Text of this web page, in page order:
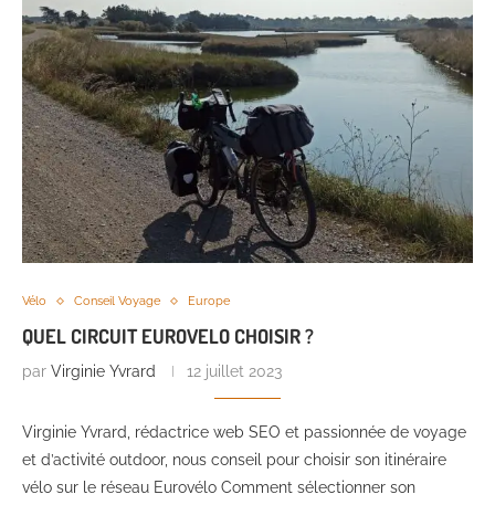
Vélo Conseil Voyage Europe
QUEL CIRCUIT EUROVELO CHOISIR ?
par Virginie Yvrard 12 juillet 2023
Virginie Yvrard, rédactrice web SEO et passionnée de voyage
et d’activité outdoor, nous conseil pour choisir son itinéraire
vélo sur le réseau Eurovélo Comment sélectionner son